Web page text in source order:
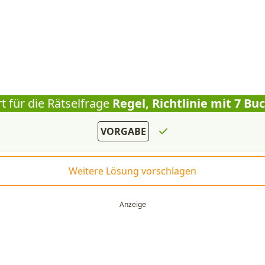
für die RätselfrageRegel, Richtlinie mit 7
VORGABE
Weitere Lösung vorschlagen